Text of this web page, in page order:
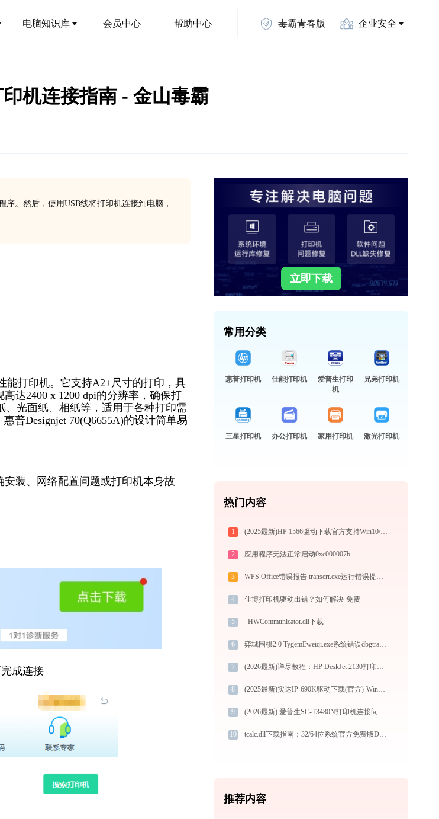
电脑知识库 会员中心 帮助中心 毒霸青春版 企业安全
机连接指南 - 金山毒霸
序。然后，使用USB线将打印机连接到电脑，
能打印机。它支持A2+尺寸的打印，具
达2400 x 1200 dpi的分辨率，确保打
、光面纸、相纸等，适用于各种打印需
普Designjet 70(Q6655A)的设计简单易
装、网络配置问题或打印机本身故
成连接
立即下载
常用分类
惠普打印机 佳能打印机
爱普生打印
机
兄弟打印机
三星打印机 办公打印机 家用打印机 激光打印机
热门内容
1 (2025最新)HP 1566驱动下载官方支持Win10/Win11
2 应用程序无法正常启动0xc000007b
3 WPS Office错误报告 transerr.exe运行错误提示0xc000000d的解决办法
4 佳博打印机驱动出错？如何解决-免费
5 _HWCommunicator.dll下载
6 弈城围棋2.0 TygemEweiqi.exe系统错误dbgtrace.dll丢失如何解决
7 (2026最新)详尽教程：HP DeskJet 2130打印机驱动的正确下载与安装方式
8 (2025最新)实达IP-690K驱动下载(官方)-Win10/Win11兼容
9 (2026最新) 爱普生SC-T3480N打印机连接问题解决方法 - 金山毒霸
10 tcalc.dll下载指南：32/64位系统官方免费版DLL文件修复教程
推荐内容